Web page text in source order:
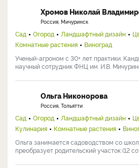
Хромов Николай
Россия, Мичуринск
Сад Огород Ландшафтный дизайн
Комнатные растения
Виноград
Ученый-агроном с 30+ лет практики.
научный сотрудник ФНЦ им. И.В. Мичурина,
Ольга Никонорова
Россия, Тольятти
Сад Огород Ландшафтный дизайн
Кулинария
Комнатные растения
Ольга занимается садоводством со
преобразует родительский участок (12